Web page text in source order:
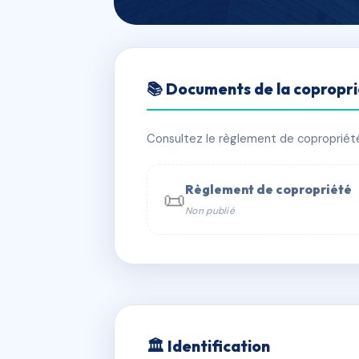
RESIDENCE
📍 7 r marguerite yourcenar 78180
📞 Contacter Syndic Digital
📚 Documents de la
Consultez le règlement de
📜Règlement de copropriété
Non publié
🏛 Identification